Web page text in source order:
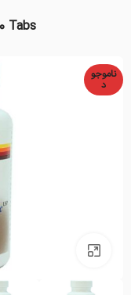
Tabs
ناموجو
د